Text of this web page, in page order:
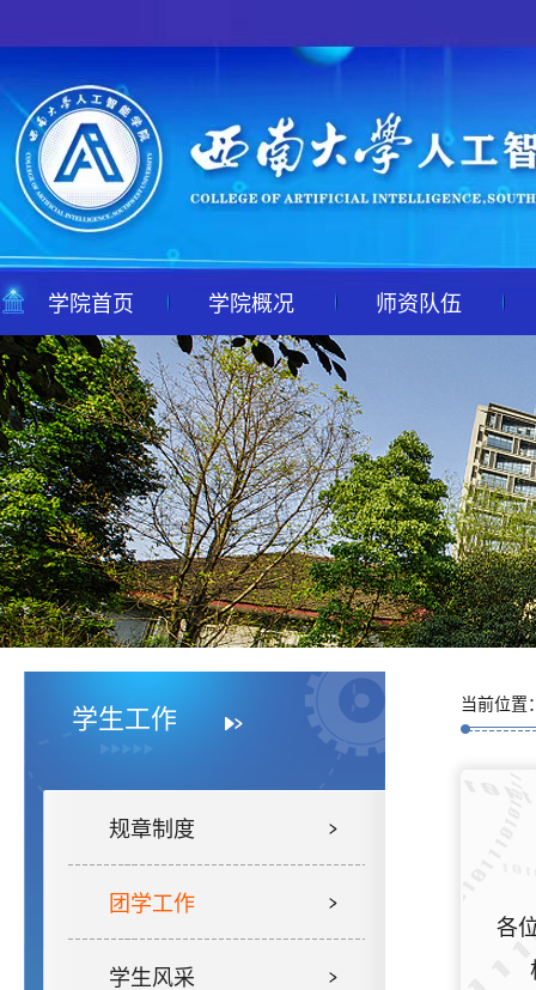
学院首页 学院概况 师资队伍
学生工作
规章制度
团学工作
学生风采
当前位置
各